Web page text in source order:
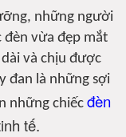
những người
đèn vừa đẹp mắt
và chịu được
đan là những sợi
những chiếcđèn
tế.